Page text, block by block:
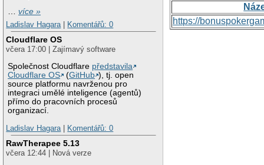
…více »
Ladislav Hagara
Komentářů: 0
Cloudflare OS
včera 17:00 | Zajímavý software
Společnost Cloudflare představila
Cloudflare OS
(GitHub ), tj. open
source platformu navrženou pro
integraci umělé inteligence (agentů)
přímo do pracovních procesů
organizací.
Ladislav Hagara
Komentářů: 0
RawTherapee 5.13
včera 12:44 | Nová verze
https://